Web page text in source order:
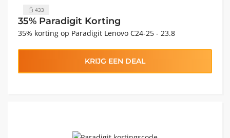
433
35% Paradigit Korting
35% korting op Paradigit Lenovo C24-25 - 23.8
KRIJG EEN DEAL